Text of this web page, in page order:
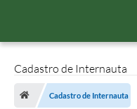
Cadastro de Internauta
Cadastro de Internauta